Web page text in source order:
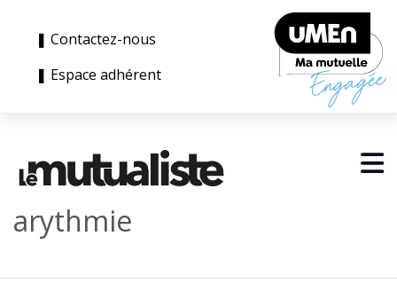
❚ Contactez-nous
❚ Espace adhérent
arythmie